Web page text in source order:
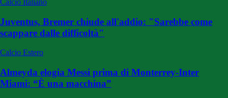
Juventus, Bremer chiude all'addio: "Sarebbe come
scappare dalle difficoltà"
Calcio Estero
Almeyda elogia Messi prima di Monterrey-Inter
Miami: “È una macchina”